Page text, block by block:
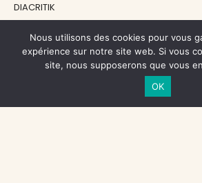
DIACRITIK
NOS SOUTIENS
CENTRE NATIONAL DU LIVRE
Nous utilisons des cookies pour vous
expérience sur notre site web. Si vous
site, nous supposerons que vous
OK